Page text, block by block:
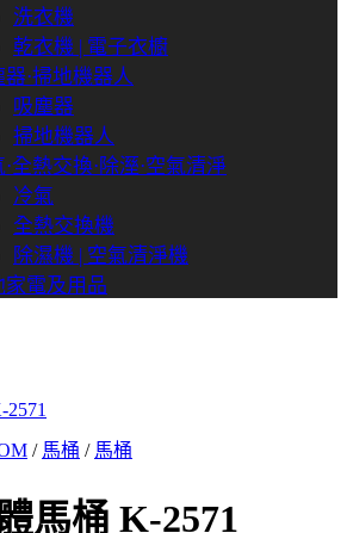
洗衣機
乾衣機 | 電子衣櫥
器⋅掃地機器人
吸塵器
掃地機器人
⋅全熱交換⋅除溼⋅空氣清淨
冷氣
全熱交換機
除濕機 | 空氣清淨機
家電及用品
/ 馬桶 / 馬桶
馬桶 K-2571